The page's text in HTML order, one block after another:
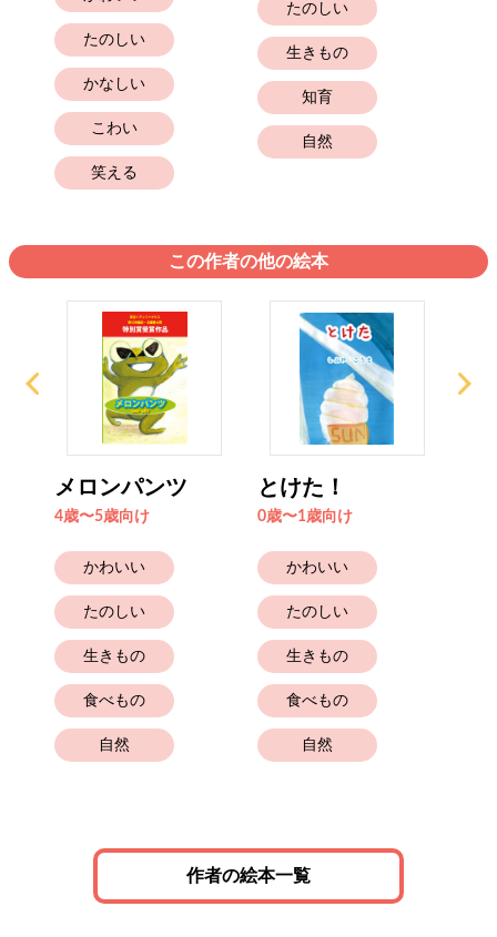
たのしい
かなしい
こわい
笑える
たのしい
生きもの
知育
自然
この作者の他の絵本
メロンパンツ
4歳〜5歳向け
かわいい
たのしい
生きもの
食べもの
自然
とけた！
0歳〜1歳向け
かわいい
たのしい
生きもの
食べもの
自然
作者の絵本一覧